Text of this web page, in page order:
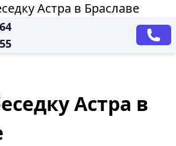
Астра в Браславе
Астра в